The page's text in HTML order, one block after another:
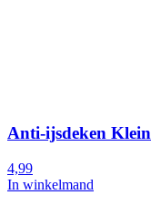
Anti-ijsdeken Klein
4,99
In winkelmand